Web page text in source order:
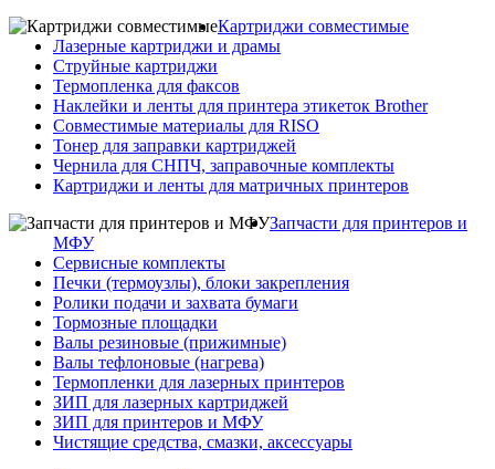
Картриджи совместимые
Лазерные картриджи и драмы
Струйные картриджи
Термопленка для факсов
Наклейки и ленты для принтера этикеток Brother
Совместимые материалы для RISO
Тонер для заправки картриджей
Чернила для СНПЧ, заправочные комплекты
Картриджи и ленты для матричных принтеров
Запчасти для принтеров и
МФУ
Сервисные комплекты
Печки (термоузлы), блоки закрепления
Ролики подачи и захвата бумаги
Тормозные площадки
Валы резиновые (прижимные)
Валы тефлоновые (нагрева)
Термопленки для лазерных принтеров
ЗИП для лазерных картриджей
ЗИП для принтеров и МФУ
Чистящие средства, смазки, аксессуары